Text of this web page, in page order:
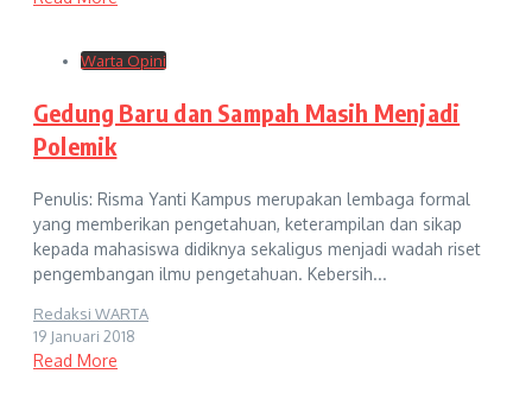
Warta Opini
Gedung Baru dan Sampah Masih Menjadi
Polemik
Penulis: Risma Yanti Kampus merupakan lembaga formal
yang memberikan pengetahuan, keterampilan dan sikap
kepada mahasiswa didiknya sekaligus menjadi wadah riset
pengembangan ilmu pengetahuan. Kebersih...
Redaksi WARTA
19 Januari 2018
Read More